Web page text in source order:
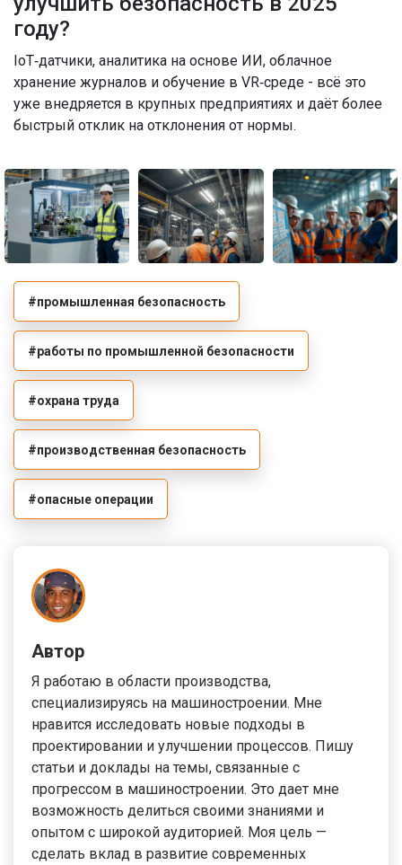
году?
IoT‑датчики, аналитика на основе ИИ, облачное
хранение журналов и обучение в VR‑среде - всё это
уже внедряется в крупных предприятиях и даёт более
быстрый отклик на отклонения от нормы.
#промышленная безопасность
#работы по промышленной безопасности
#охрана труда
#производственная безопасность
#опасные операции
Автор
Я работаю в области производства,
специализируясь на машиностроении. Мне
нравится исследовать новые подходы в
проектировании и улучшении процессов. Пишу
статьи и доклады на темы, связанные с
прогрессом в машиностроении. Это дает мне
возможность делиться своими знаниями и
опытом с широкой аудиторией. Моя цель —
сделать вклад в развитие современных